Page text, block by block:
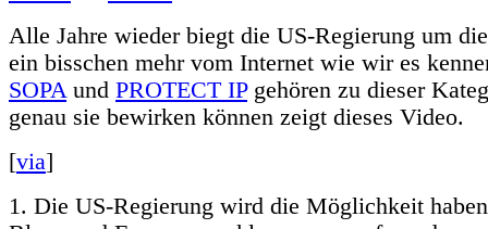
Alle Jahre wieder biegt die US-Regierung um
ein bisschen mehr vom Internet wie wir es
SOPAund PROTECT IPgehören zu dieser
genau sie bewirken können zeigt dieses Video.
[via]
1. Die US-Regierung wird die Möglichkeit